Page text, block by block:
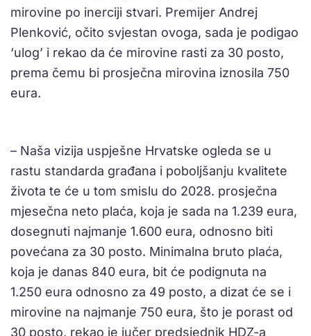
mirovine po inerciji stvari. Premijer Andrej
Plenković, očito svjestan ovoga, sada je podigao
‘ulog’ i rekao da će mirovine rasti za 30 posto,
prema čemu bi prosječna mirovina iznosila 750
eura.
– Naša vizija uspješne Hrvatske ogleda se u
rastu standarda građana i poboljšanju kvalitete
života te će u tom smislu do 2028. prosječna
mjesečna neto plaća, koja je sada na 1.239 eura,
dosegnuti najmanje 1.600 eura, odnosno biti
povećana za 30 posto. Minimalna bruto plaća,
koja je danas 840 eura, bit će podignuta na
1.250 eura odnosno za 49 posto, a dizat će se i
mirovine na najmanje 750 eura, što je porast od
30 posto, rekao je jučer predsjednik HDZ-a